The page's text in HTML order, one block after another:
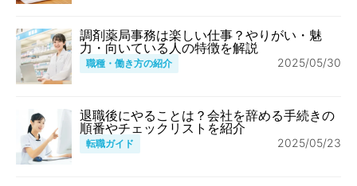
調剤薬局事務は楽しい仕事？やりがい・魅
力・向いている人の特徴を解説
職種・働き方の紹介 2025/05/30
退職後にやることは？会社を辞める手続きの
順番やチェックリストを紹介
転職ガイド 2025/05/23